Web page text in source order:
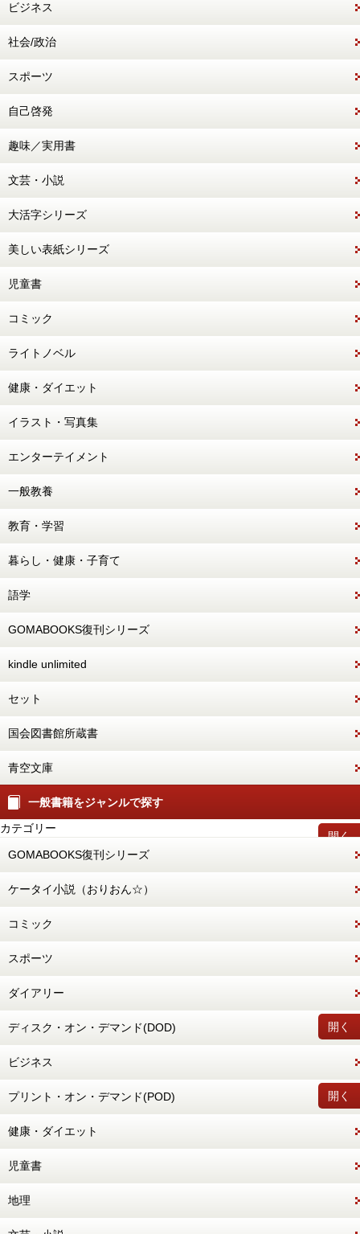
ビジネス
社会/政治
スポーツ
自己啓発
趣味／実用書
文芸・小説
大活字シリーズ
美しい表紙シリーズ
児童書
コミック
ライトノベル
健康・ダイエット
イラスト・写真集
エンターテイメント
一般教養
教育・学習
暮らし・健康・子育て
語学
GOMABOOKS復刊シリーズ
kindle unlimited
セット
国会図書館所蔵書
青空文庫
一般書籍をジャンルで探す
開く
カテゴリー
GOMABOOKS復刊シリーズ
ケータイ小説（おりおん☆）
コミック
スポーツ
ダイアリー
開く
ディスク・オン・デマンド(DOD)
ビジネス
開く
プリント・オン・デマンド(POD)
健康・ダイエット
児童書
地理